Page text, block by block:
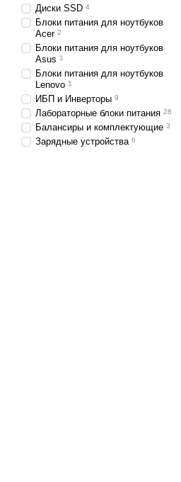
Диски SSD 4
Блоки питания для ноутбуков
Acer 2
Блоки питания для ноутбуков
Asus 1
Блоки питания для ноутбуков
Lenovo 1
ИБП и Инверторы 9
Лабораторные блоки питания 28
Балансиры и комплектующие 3
Зарядные устройства 6